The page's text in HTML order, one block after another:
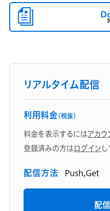
リアルタイム配信
利用料金 （税抜）
料金を表示するにはアカウ
登録済みの方はログインし
配信方法 Push,Get
配